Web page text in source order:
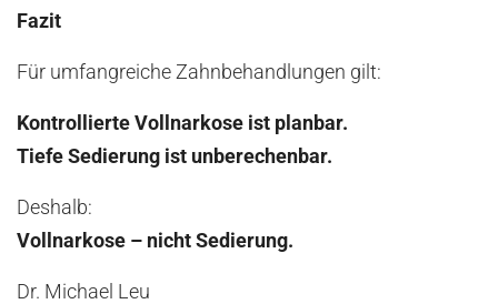
Fazit
Für umfangreiche Zahnbehandlungen gilt:
Kontrollierte Vollnarkose ist planbar.
Tiefe Sedierung ist unberechenbar.
Deshalb:
Vollnarkose – nicht Sedierung.
Dr. Michael Leu